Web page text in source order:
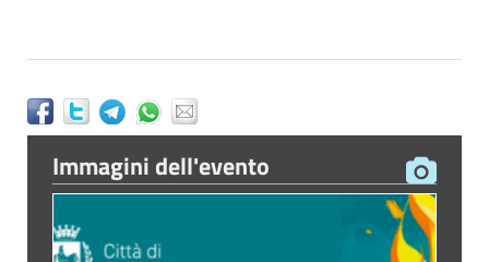
Immagini dell'evento